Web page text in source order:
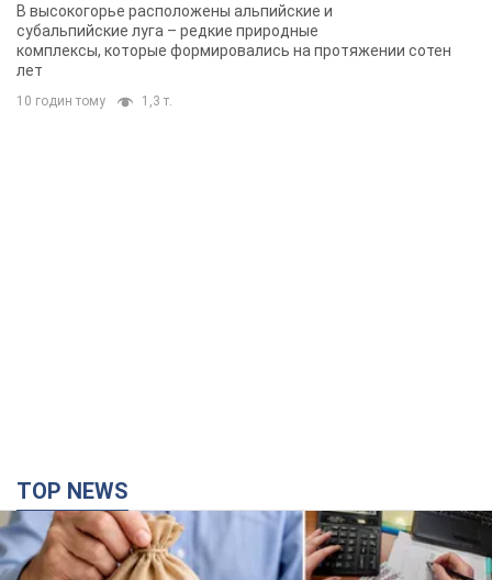
В высокогорье расположены альпийские и
субальпийские луга – редкие природные
комплексы, которые формировались на протяжении сотен
лет
10 годин тому 1,3 т.
TOP NEWS